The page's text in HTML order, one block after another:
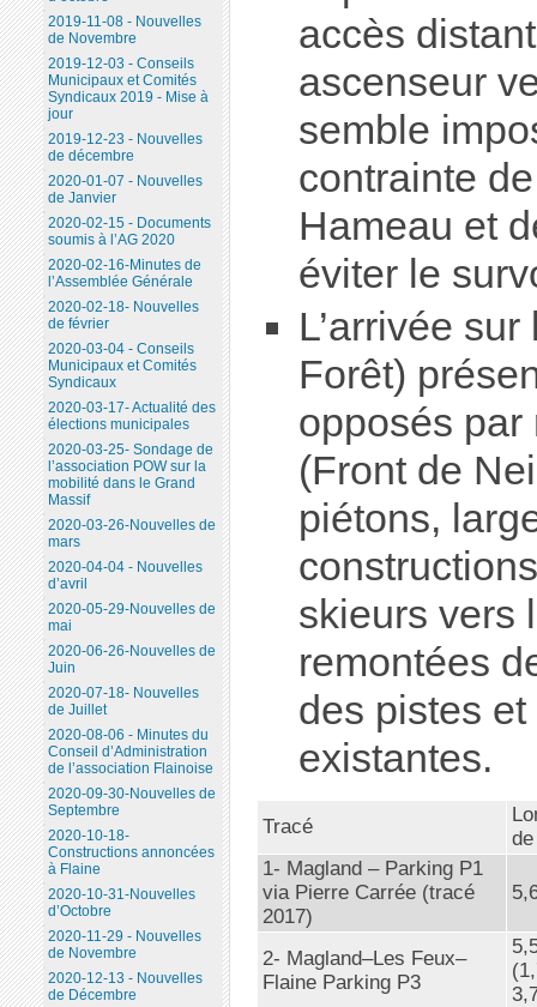
accès
ascenseur
semble
contrainte
Hameau et
éviter le
L’arrivée
Forêt)
opposés par
(Front de
piétons,
skieurs vers
remontées
des pistes
existantes.
Tracé
1- Magland – Parking P1
via Pierre Carrée (tracé
2017)
2- Magland–Les Feux–
Flaine Parking P3
2019-11-08 - Nouvelles
de Novembre
2019-12-03 - Conseils
Municipaux et Comités
Syndicaux 2019 - Mise à
jour
2019-12-23 - Nouvelles
de décembre
2020-01-07 - Nouvelles
de Janvier
2020-02-15 - Documents
soumis à l’AG 2020
2020-02-16-Minutes de
l’Assemblée Générale
2020-02-18- Nouvelles
de février
2020-03-04 - Conseils
Municipaux et Comités
Syndicaux
2020-03-17- Actualité des
élections municipales
2020-03-25- Sondage de
l’association POW sur la
mobilité dans le Grand
Massif
2020-03-26-Nouvelles de
mars
2020-04-04 - Nouvelles
d’avril
2020-05-29-Nouvelles de
mai
2020-06-26-Nouvelles de
Juin
2020-07-18- Nouvelles
de Juillet
2020-08-06 - Minutes du
Conseil d’Administration
de l’association Flainoise
2020-09-30-Nouvelles de
Septembre
2020-10-18-
Constructions annoncées
à Flaine
2020-10-31-Nouvelles
d’Octobre
2020-11-29 - Nouvelles
de Novembre
2020-12-13 - Nouvelles
de Décembre